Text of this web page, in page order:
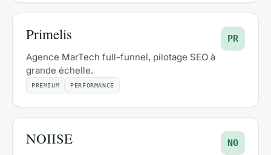
Primelis PR
Agence MarTech full-funnel, pilotage SEO à
grande échelle.
PREMIUM PERFORMANCE
NOIISE NO